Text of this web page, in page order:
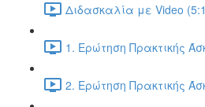
Διδασκαλία με Video
1. Ερώτηση Πρακτικής
2. Ερώτηση Πρακτικής